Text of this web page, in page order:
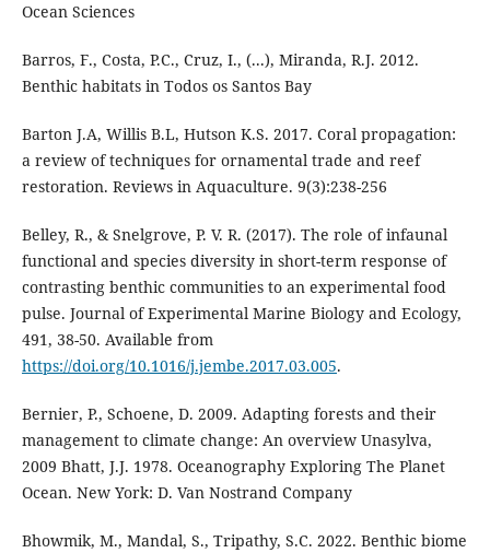
Ocean Sciences
Barros, F., Costa, P.C., Cruz, I., (...), Miranda, R.J. 2012.
Benthic habitats in Todos os Santos Bay
Barton J.A, Willis B.L, Hutson K.S. 2017. Coral propagation:
a review of techniques for ornamental trade and reef
restoration. Reviews in Aquaculture. 9(3):238-256
Belley, R., & Snelgrove, P. V. R. (2017). The role of infaunal
functional and species diversity in short-term response of
contrasting benthic communities to an experimental food
pulse. Journal of Experimental Marine Biology and Ecology,
491, 38-50. Available from
https://doi.org/10.1016/j.jembe.2017.03.005.
Bernier, P., Schoene, D. 2009. Adapting forests and their
management to climate change: An overview Unasylva,
2009 Bhatt, J.J. 1978. Oceanography Exploring The Planet
Ocean. New York: D. Van Nostrand Company
Bhowmik, M., Mandal, S., Tripathy, S.C. 2022. Benthic biome